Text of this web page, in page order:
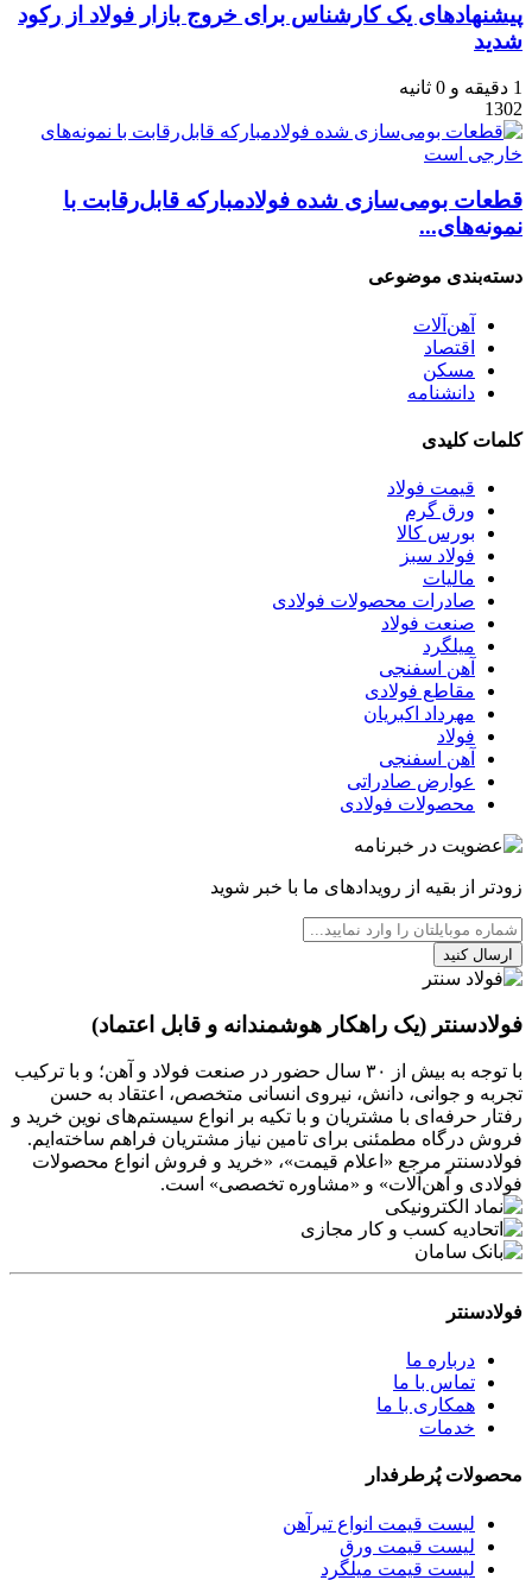
پیشنهادهای یک کارشناس برای خروج بازار فولاد از رکود
شدید
1 دقیقه و 0 ثانیه
1302
قطعات بومی‌سازی شده فولادمبارکه قابل‌رقابت با
نمونه‌های...
دسته‌بندی موضوعی
آهن‌آلات
اقتصاد
مسکن
دانشنامه
کلمات کلیدی
قیمت فولاد
ورق گرم
بورس کالا
فولاد سبز
مالیات
صادرات محصولات فولادی
صنعت فولاد
میلگرد
آهن اسفنجی
مقاطع فولادی
مهرداد اکبریان
فولاد
آهن اسفنجی
عوارض صادراتی
محصولات فولادی
زودتر از بقیه از رویدادهای ما با خبر شوید
ارسال کنید
فولادسنتر (یک راهکار هوشمندانه و قابل اعتماد)
با توجه به بیش از ۳۰ سال حضور در صنعت فولاد و آهن؛ و با ترکیب
تجربه و جوانی، دانش، نیروی انسانی متخصص، اعتقاد به حسن
رفتار حرفه‌ای با مشتریان و با تکیه بر انواع سیستم‌های نوین خرید و
فروش درگاه مطمئنی برای تامین نیاز مشتریان فراهم ساخته‌ایم.
فولادسنتر مرجع «اعلام قیمت»، «خرید و فروش انواع محصولات
فولادی و آهن‌آلات» و «مشاوره تخصصی» است.
فولادسنتر
درباره ما
تماس با ما
همکاری با ما
خدمات
محصولات پُرطرفدار
لیست قیمت انواع تیرآهن
لیست قیمت ورق
لیست قیمت میلگرد